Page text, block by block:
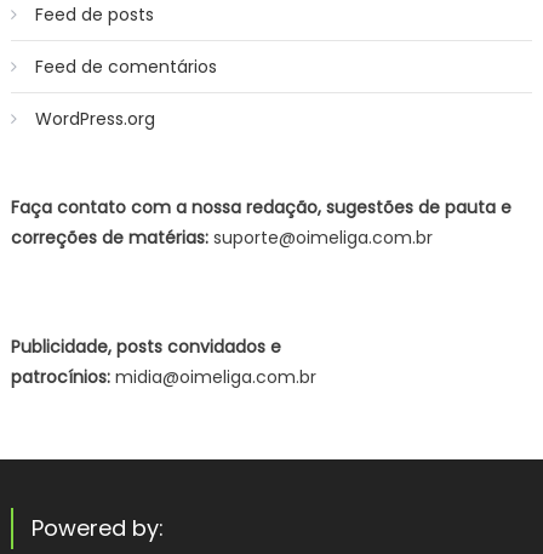
Feed de posts
Feed de comentários
WordPress.org
Faça contato com a nossa redação, sugestões de pauta e
correções de matérias:suporte@oimeliga.com.br
Publicidade, posts convidados e
patrocínios:midia@oimeliga.com.br
Powered by: